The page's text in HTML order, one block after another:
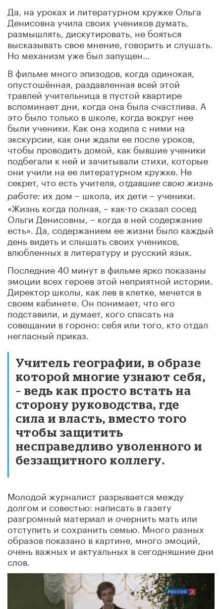
Да, на уроках и литературном кружке Ольга
Денисовна учила своих учеников думать,
размышлять, дискутировать, не бояться
высказывать свое мнение, говорить и слушать.
Но механизм уже был запущен…
В фильме много эпизодов, когда одинокая,
опустошённая, раздавленная всей этой
травлей учительница в пустой квартире
вспоминает дни, когда она была счастлива. А
это было только в школе, когда вокруг нее
были ученики. Как она ходила с ними на
экскурсии, как они ждали ее после уроков,
чтобы проводить домой, как бывшие ученики
подбегали к ней и зачитывали стихи, которые
они учили на ее литературном кружке. Не
секрет, что есть учителя, отдавшие свою жизнь
работе: их дом – школа, их дети – ученики.
«Жизнь когда полная, – как-то сказал сосед
Ольги Денисовны, – когда в ней содержание
есть». Да, содержанием ее жизни было каждый
день видеть и слышать своих учеников,
влюбленных в литературу и русский язык.
Последние 40 минут в фильме ярко показаны
эмоции всех героев этой неприятной истории.
Директор школы, как лев в клетке, мечется в
своем кабинете. Он понимает, что его
подставили, и думает, кого спасать на
совещании в гороно: себя или того, кто отдал
негласный приказ.
Учитель географии, в образе
которой многие узнают себя,
– ведь как просто встать на
сторону руководства, где
сила и власть, вместо того
чтобы защитить
несправедливо уволенного и
беззащитного коллегу.
Молодой журналист разрывается между
долгом и совестью: написать в газету
разгромный материал и очернить мать или
отступить и сохранить семью. Много разных
образов показано в картине, много эмоций,
очень важных и актуальных в сегодняшние дни
слов.